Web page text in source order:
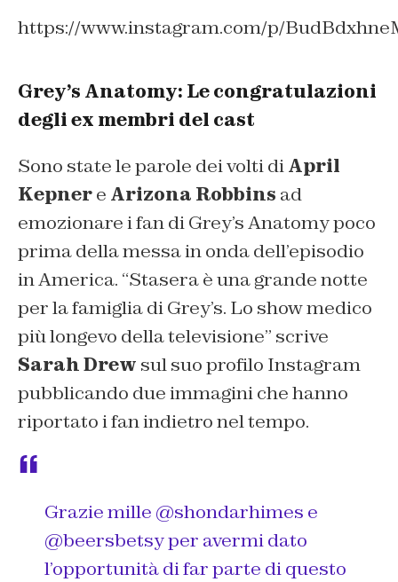
https://www.instagram.com/p/
Grey’s Anatomy: Le congratulazioni
degli ex membri del cast
Sono state le parole dei volti diApril
Kepnere Arizona Robbins ad
emozionare i fan di Grey’s Anatomy poco
prima della messa in onda dell’episodio
in America. “Stasera è una grande notte
per la famiglia di Grey’s. Lo show medico
più longevo della televisione” scrive
Sarah Drew sul suo profilo Instagram
pubblicando due immagini che hanno
riportato i fan indietro nel tempo.
Grazie mille @shondarhimes e
@beersbetsy per avermi dato
l’opportunità di far parte di questo